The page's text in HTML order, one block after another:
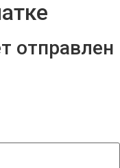
отправлен